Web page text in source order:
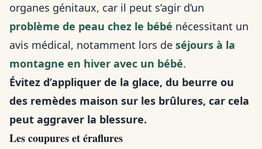
organes génitaux, car il peut s’agir d’un
problème de peau chez le bébé nécessitant un
avis médical, notamment lors de séjours à la
montagne en hiver avec un bébé.
Évitez d’appliquer de la glace, du beurre ou
des remèdes maison sur les brûlures, car cela
peut aggraver la blessure.
Les coupures et éraflures